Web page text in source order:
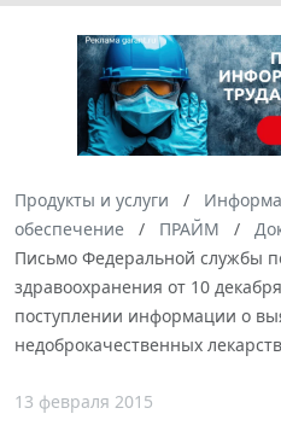
Продукты и услуги
обеспечение
ПРАЙМ
Письмо Федеральной службы
здравоохранения от 10
поступлении информации о
недоброкачественных
13 февраля 2015